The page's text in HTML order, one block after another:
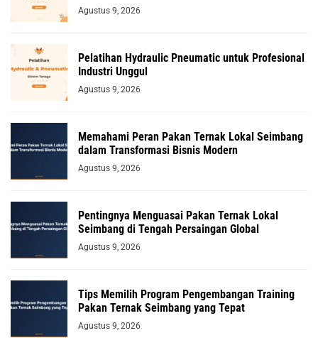
Agustus 9, 2026
Pelatihan Hydraulic Pneumatic untuk Profesional
Industri Unggul
Agustus 9, 2026
Memahami Peran Pakan Ternak Lokal Seimbang
dalam Transformasi Bisnis Modern
Agustus 9, 2026
Pentingnya Menguasai Pakan Ternak Lokal
Seimbang di Tengah Persaingan Global
Agustus 9, 2026
Tips Memilih Program Pengembangan Training
Pakan Ternak Seimbang yang Tepat
Agustus 9, 2026